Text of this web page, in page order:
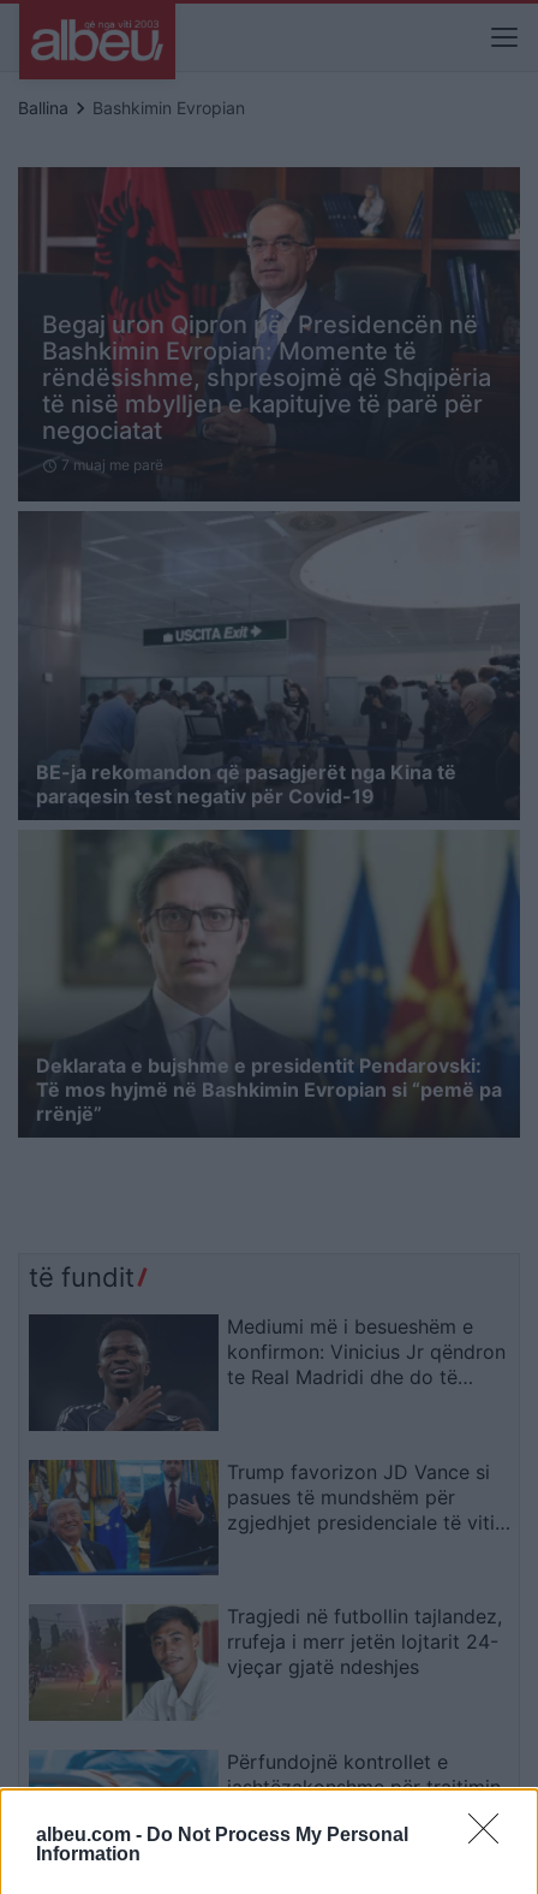
albeu.com - Do Not Process My Personal
Information
Ballina keyboard_arrow_right Bashkimin Evropian
Begaj uron Qipron për Presidencën në
Bashkimin Evropian: Momente të
rëndësishme, shpresojmë që Shqipëria
të nisë mbylljen e kapitujve të parë për
negociatat
schedule 7 muaj me parë
BE-ja rekomandon që pasagjerët nga Kina të
paraqesin test negativ për Covid-19
Deklarata e bujshme e presidentit Pendarovski:
Të mos hyjmë në Bashkimin Evropian si “pemë pa
rrënjë”
të fundit
Mediumi më i besueshëm e
konfirmon: Vinicius Jr qëndron
te Real Madridi dhe do të
Trump favorizon JD Vance si
pasues të mundshëm për
zgjedhjet presidenciale të vitit
Tragjedi në futbollin tajlandez,
rrufeja i merr jetën lojtarit 24-
vjeçar gjatë ndeshjes
Përfundojnë kontrollet e
jashtëzakonshme për trajtimin
e 19-vjeçares nga Strumica